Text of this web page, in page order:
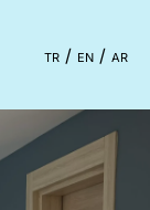
TR EN AR